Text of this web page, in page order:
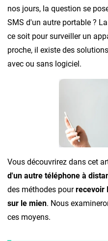
nos jours, la question se
SMS d'un autre portable ?
ce soit pour surveiller un
proche, il existe des
avec ou sans logiciel.
Vous découvrirez dans cet
d'un autre téléphone à
des méthodes pourrecevoir
sur le mien. Nous
ces moyens.